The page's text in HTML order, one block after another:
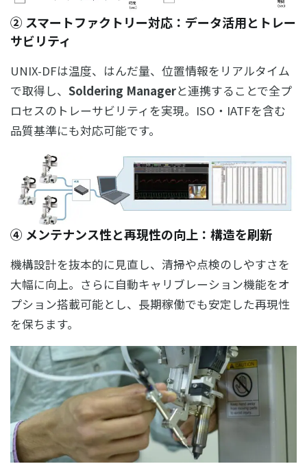
② スマートファクトリー対応：データ活用とトレー
サビリティ
UNIX-DFは温度、はんだ量、位置情報をリアルタイム
で取得し、 Soldering Managerと連携することで全プ
ロセスのトレーサビリティを実現。ISO・IATFを含む
品質基準にも対応可能です。
④ メンテナンス性と再現性の向上：構造を刷新
機構設計を抜本的に見直し、清掃や点検のしやすさを
大幅に向上。さらに自動キャリブレーション機能をオ
プション搭載可能とし、長期稼働でも安定した再現性
を保ちます。